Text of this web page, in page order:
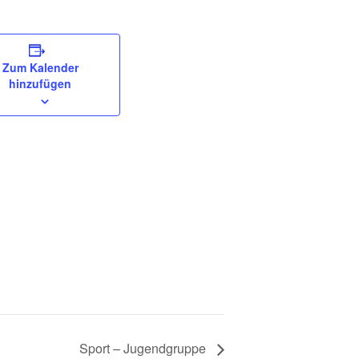
Zum Kalender
hinzufügen
Sport – Jugendgruppe